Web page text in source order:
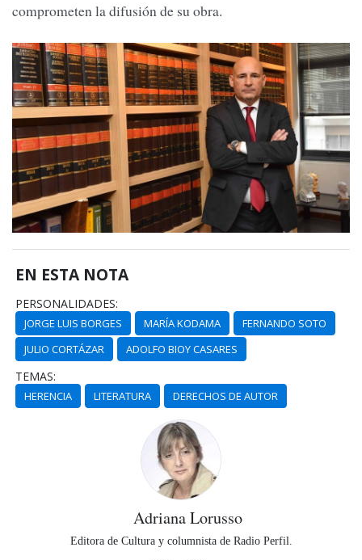
comprometen la difusión de su obra.
EN ESTA NOTA
PERSONALIDADES:
JORGE LUIS BORGES MARÍA KODAMA
FERNANDO SOTO
JULIO CORTÁZAR
ADOLFO BIOY CASARES
TEMAS:
HERENCIA LITERATURA DERECHOS DE AUTOR
Adriana Lorusso
Editora de Cultura y columnista de Radio Perfil.